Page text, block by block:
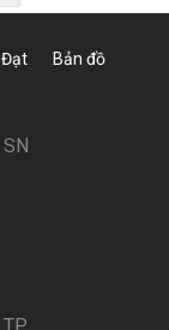
Đạt Bản đồ